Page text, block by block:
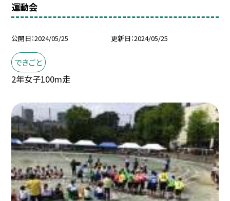
運動会
公開日 2024/05/25 更新日 2024/05/25
できごと
2年女子100m走